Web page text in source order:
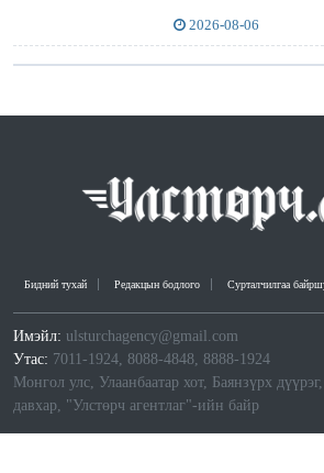
болов
2026-08-06
Бидний тухай Редакцын бодлого Сурталчилгаа
Имэйл: ulsturchagency@gmail.com
Утас: 7011-1924, 8088-4848, 8888-1924
Монгол улс, Улаанбаатар хот, Баянзүрх
давхар, "Улстөрч агентлаг"-ийн байр